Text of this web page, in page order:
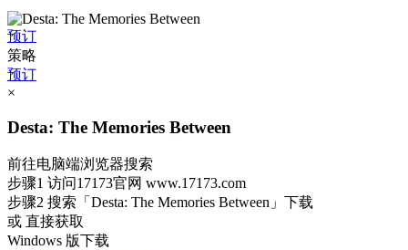
预订
策略
预订
×
Desta: The Memories Between
前往电脑端浏览器搜索
步骤1 访问17173官网 www.17173.com
步骤2 搜索 「Desta: The Memories Between」 下载
或 直接获取
Windows 版下载